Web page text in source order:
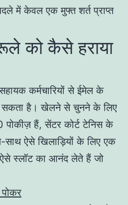
में केवल एक मुफ्त शर्त प्राप्त
को कैसे हराया
कर्मचारियों से ईमेल के
सकता है। खेलने से चुनने के लिए
हैं, सेंटर कोर्ट टेनिस के
ऐसे खिलाड़ियों के लिए एक
स्लॉट का आनंद लेते हैं जो